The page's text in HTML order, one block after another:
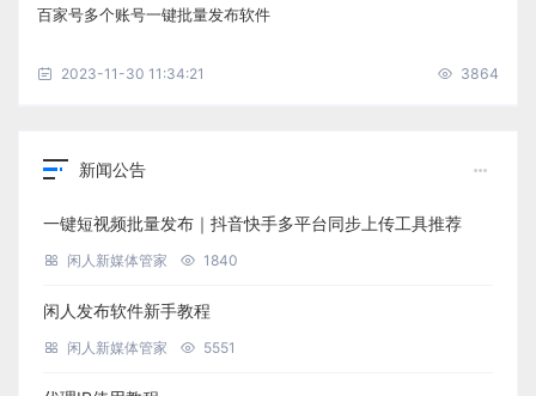
百家号多个账号一键批量发布软件
2023-11-30 11:34:21 3864
新闻公告
一键短视频批量发布｜抖音快手多平台同步上传工具推荐
闲人新媒体管家 1840
闲人发布软件新手教程
闲人新媒体管家 5551